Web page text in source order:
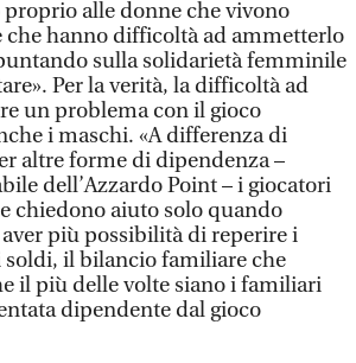
alle donne che vivono
che hanno difficoltà ad ammetterlo
sulla solidarietà femminile
Per la verità, la difficoltà ad
un problema con il gioco
i maschi. «A differenza di
altre forme di dipendenza –
dell’Azzardo Point – i giocatori
chiedono aiuto solo quando
più possibilità di reperire i
soldi, il bilancio familiare che
il più delle volte siano i familiari
dipendente dal gioco